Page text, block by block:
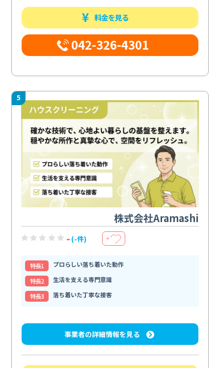
料金を見る
042-326-4301
5
株式会社Aramashi
- (-件) ＋
特⻑1
プロらしい落ち着いた動作
特⻑2
生活を支える専門意識
特⻑3
落ち着いた丁寧な接客
事業者の詳細情報を見る